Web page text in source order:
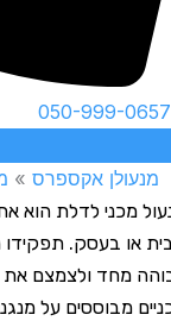
050-999-
אקספרס»
מכני לדלת הוא
או בעסק. תפקידו
מחד ולצמצם את
מבוססים על